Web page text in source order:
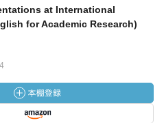
at International
for Academic Research)
4